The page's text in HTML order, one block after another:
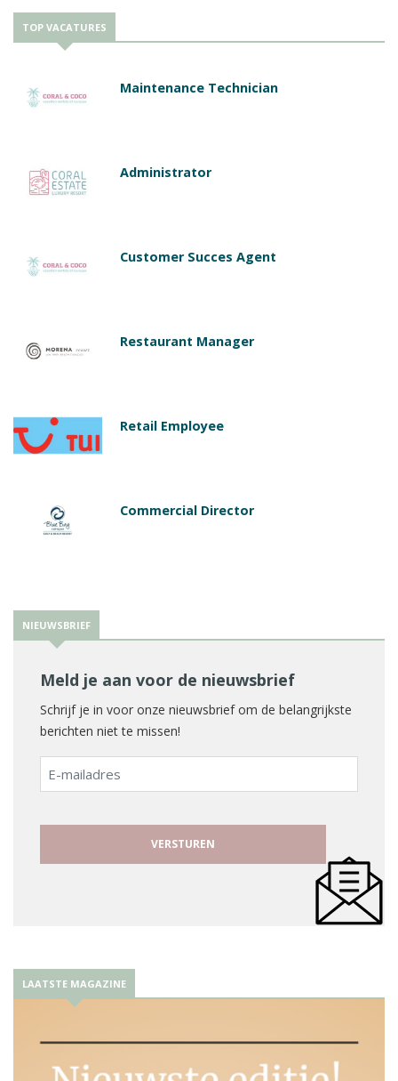
TOP VACATURES
Maintenance Technician
Administrator
Customer Succes Agent
Restaurant Manager
Retail Employee
Commercial Director
NIEUWSBRIEF
Meld je aan voor de nieuwsbrief
Schrijf je in voor onze nieuwsbrief om de belangrijkste
berichten niet te missen!
E-
mailadres
LAATSTE MAGAZINE